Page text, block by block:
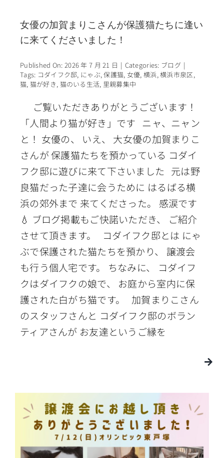
女優の加賀まりこさんが保護猫たちに逢い
に来てくださいました！
Published On: 2026 年 7 月 21 日 | Categories: ブログ |
Tags: コダイフク邸, にゃぶ,保護猫, 女優,横浜,横浜市泉区,
猫, 猫が好き, 猫のいる生活, 里親募集中
ご覧いただきありがとうございます！
「人間より猫が好き」です ニャ、ニャン
と！ 女優の、 いえ、 大女優の加賀まりこ
さんが 保護猫たちを預かっている コダイ
フク邸に遊びに来て下さいました 元は野
良猫だった子達に会うために はるばる横
浜の郊外まで 来てくださった。 感涙です
💧 ブログ掲載もご快諾いただき、 ご紹介
させて頂きます。 コダイフク邸とは にゃ
ぶで保護された猫たちを預かり、 譲渡会
も行う個人宅です。 ちなみに、 コダイフ
クはダイフクの娘で、 お庭から室内に保
護された白がち猫です。 加賀まりこさん
のスタッフさんと コダイフク邸のボラン
ティアさんが お友達というご縁を